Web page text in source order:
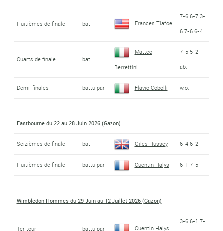
Huitièmes de finale bat Frances Tiafoe
7-6 6-7 3-
6 7-6 6-4
Quarts de finale bat
Matteo
Berrettini
7-5 5-2
ab.
Demi-finales battu par Flavio Cobolli w.o.
Eastbourne du 22 au 28 Juin 2026 (Gazon)
Seizièmes de finale bat Giles Hussey 6-4 6-2
Huitièmes de finale battu par Quentin Halys 6-1 7-5
Wimbledon Hommes du 29 Juin au 12 Juillet 2026 (Gazon)
1er tour battu par Quentin Halys
3-6 6-1 7-